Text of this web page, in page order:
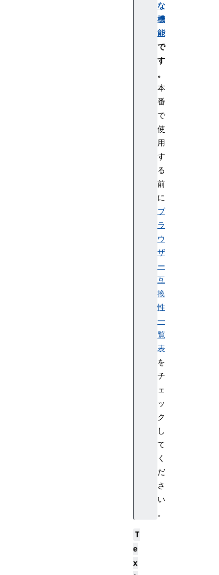
な
機
能
で
す
。
本
番
で
使
用
す
る
前
に
ブ
ラ
ウ
ザ
ー
互
換
性
一
覧
表
を
チ
ェ
ッ
ク
し
て
く
だ
さ
い
。
T
e
x